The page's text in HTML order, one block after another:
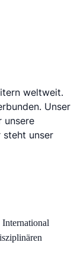
weltweit.
Unser
unsere
steht unser